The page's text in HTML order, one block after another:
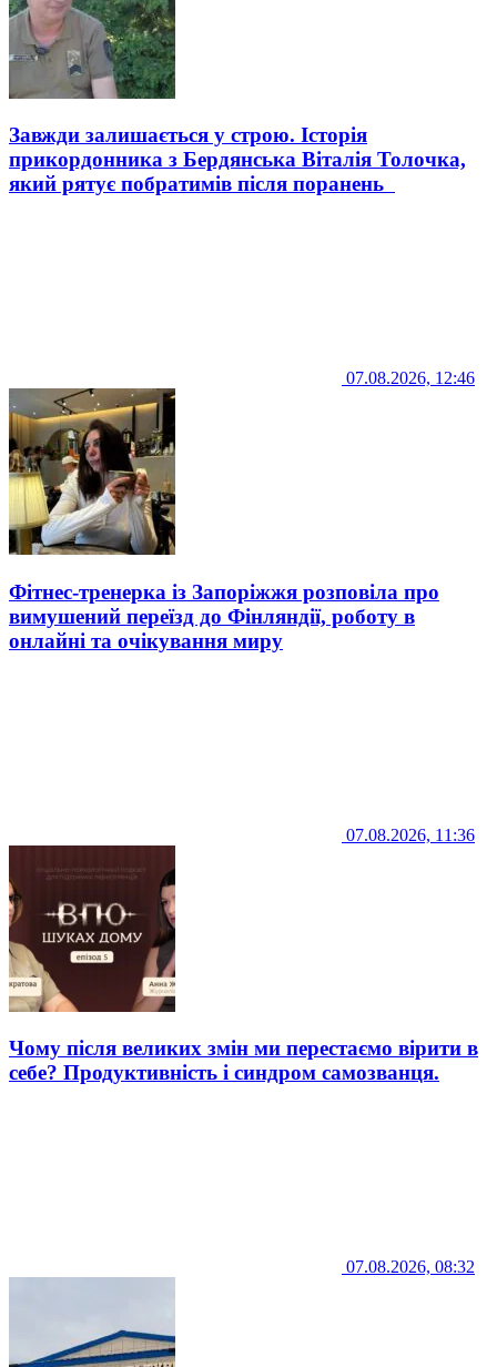
Завжди залишається у строю. Історія
прикордонника з Бердянська Віталія Толочка,
який рятує побратимів після поранень
07.08.2026, 12:46
Фітнес-тренерка із Запоріжжя розповіла про
вимушений переїзд до Фінляндії, роботу в
онлайні та очікування миру
07.08.2026, 11:36
Чому після великих змін ми перестаємо вірити в
себе? Продуктивність і синдром самозванця.
07.08.2026, 08:32